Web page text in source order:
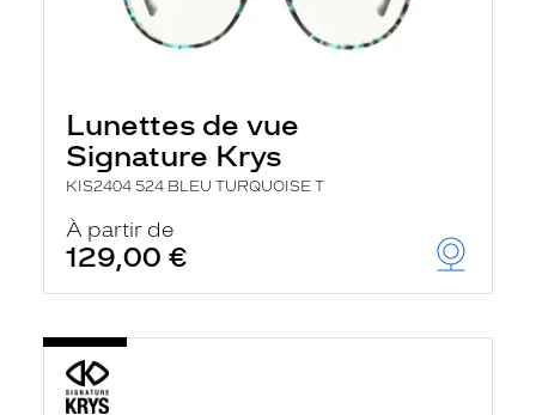
Lunettes de vue
Signature Krys
KIS2404 524 BLEU TURQUOISE T
À partir de
129,00 €